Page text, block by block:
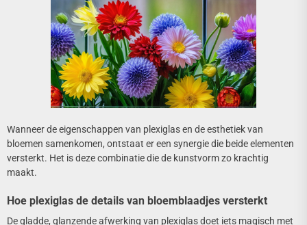
Wanneer de eigenschappen van plexiglas en de esthetiek van
bloemen samenkomen, ontstaat er een synergie die beide elementen
versterkt. Het is deze combinatie die de kunstvorm zo krachtig
maakt.
Hoe plexiglas de details van bloemblaadjes versterkt
De gladde, glanzende afwerking van plexiglas doet iets magisch met